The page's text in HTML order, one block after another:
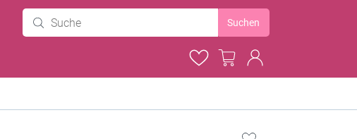
Suchen